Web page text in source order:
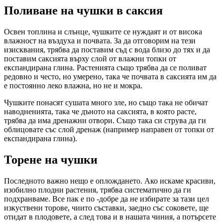
Поливане на чушки в саксия
Освен топлина и слънце, чушките се нуждаят и от висока
влажност на въздуха и почвата. За да отговорим на тези
изисквания, трябва да поставим съд с вода близо до тях и да
поставим саксията върху слой от влажни топки от
експандирана глина. Растенията също трябва да се поливат
редовно и често, но умерено, така че почвата в саксията им да
е постоянно леко влажна, но не и мокра.
Чушките понасят сушата много зле, но също така не обичат
наводненията, така че дъното на саксията, в която расте,
трябва да има дренажни отвори. Също така си струва да ги
облицовате със слой дренаж (например направен от топки от
експандирана глина).
Торене на чушки
Последното важно нещо е оплождането. Ако искаме красиви,
изобилно плодни растения, трябва систематично да ги
подхранваме. Все пак е по -добре да не избирате за тази цел
изкуствени торове, чиито съставки, заедно със соковете, ще
отидат в плодовете, а след това и в нашата чиния, а потърсете